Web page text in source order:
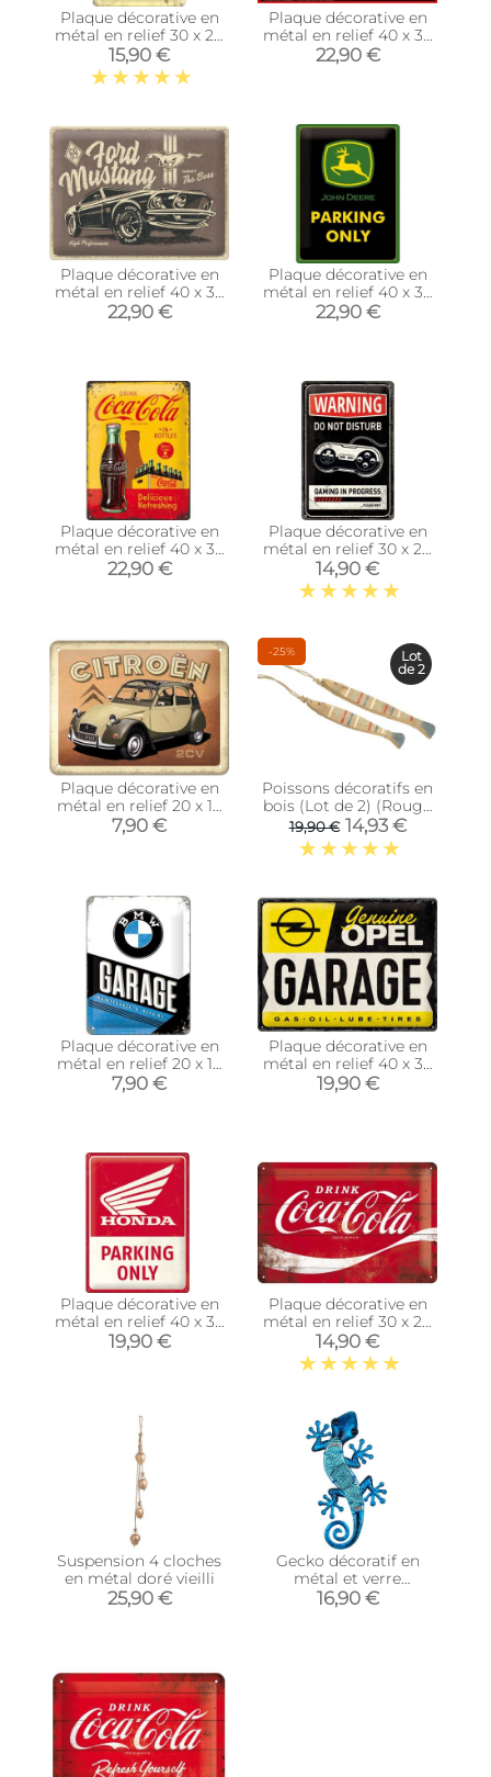
Plaque décorative en
métal en relief 30 x 20
cm (Van VW - Beach)
15,90 €
Plaque décorative en
métal en relief 40 x 30
cm (Peugeot 205
Turbo 16)
22,90 €
Plaque décorative en
métal en relief 40 x 30
cm (Ford Mustang -
The Boss)
22,90 €
Plaque décorative en
métal en relief 40 x 30
cm (John Deere
Parking Only)
22,90 €
Plaque décorative en
métal en relief 40 x 30
cm (Coca Cola -
1930/40)
22,90 €
Plaque décorative en
métal en relief 30 x 20
cm (Gaming in
progress)
14,90 €
Plaque décorative en
métal en relief 20 x 15
cm (Citroën - 2CV)
7,90 €
-25%
Poissons décoratifs en
bois (Lot de 2) (Rouge
bleu blanc)
19,90 € 14,93 €
Lot
de 2
Plaque décorative en
métal en relief 20 x 15
cm (BMW - Garage)
7,90 €
Plaque décorative en
métal en relief 40 x 30
cm (Opel - Garage)
19,90 €
Plaque décorative en
métal en relief 40 x 30
cm (Honda MC -
Parking Only)
19,90 €
Plaque décorative en
métal en relief 30 x 20
cm (Coca Cola Logo
Rouge)
14,90 €
Suspension 4 cloches
en métal doré vieilli
25,90 €
Gecko décoratif en
métal et verre
Arabesque
16,90 €